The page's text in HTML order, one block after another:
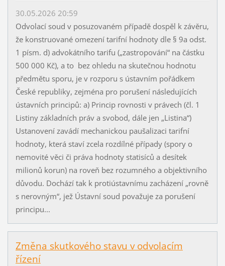
30.05.2026 20:59
Odvolací soud v posuzovaném případě dospěl k závěru,
že konstruované omezení tarifní hodnoty dle § 9a odst.
1 písm. d) advokátního tarifu („zastropování“ na částku
500 000 Kč), a to bez ohledu na skutečnou hodnotu
předmětu sporu, je v rozporu s ústavním pořádkem
České republiky, zejména pro porušení následujících
ústavních principů: a) Princip rovnosti v právech (čl. 1
Listiny základních práv a svobod, dále jen „Listina“)
Ustanovení zavádí mechanickou paušalizaci tarifní
hodnoty, která staví zcela rozdílné případy (spory o
nemovité věci či práva hodnoty statisíců a desítek
milionů korun) na roveň bez rozumného a objektivního
důvodu. Dochází tak k protiústavnímu zacházení „rovně
s nerovným“, jež Ústavní soud považuje za porušení
principu...
Změna skutkového stavu v odvolacím
řízení